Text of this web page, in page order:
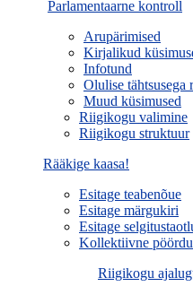
Parlamentaarne kontroll
Arupärimised
Kirjalikud
Infotund
Olulise tähtsusega
Muud küsimused
Riigikogu valimine
Riigikogu struktuur
Rääkige kaasa!
Esitage teabenõue
Esitage märgukiri
Esitage
Kollektiivne
Riigikogu